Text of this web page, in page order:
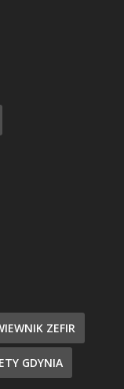
ZEFIR
GDYNIA